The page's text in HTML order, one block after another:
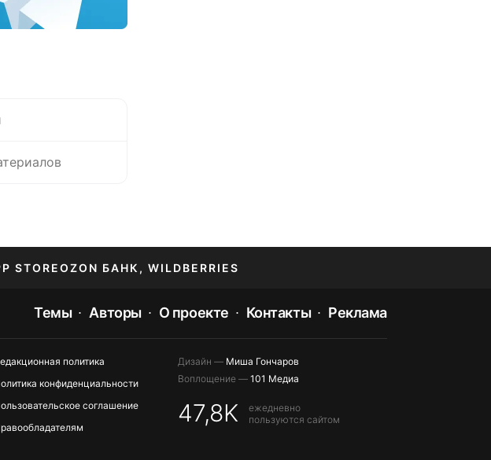
STOREOZON БАНК, WILDBERRIES
Темы Авторы О проекте Контакты Реклама
политика
конфиденциальности
соглашение
Дизайн — Миша Гончаров
Воплощение — 101 Медиа
47,8K
ежедневно
пользуются сайтом